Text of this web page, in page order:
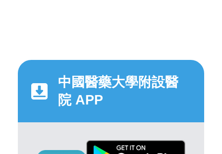
中國醫藥大學附設醫
院 APP